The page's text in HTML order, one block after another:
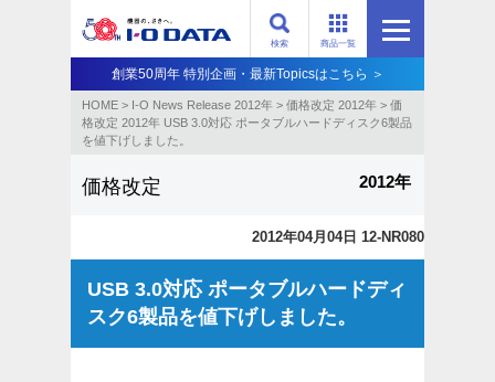
商品一覧
検索
創業50周年 特別企画・最新Topicsはこちら ＞
HOME > I-O News Release 2012年 > 価格改定 2012年 > 価
格改定 2012年 USB 3.0対応 ポータブルハードディスク6製品
を値下げしました。
価格改定 2012年
2012年04月04日 12-NR080
USB 3.0対応 ポータブルハードディ
スク6製品を値下げしました。